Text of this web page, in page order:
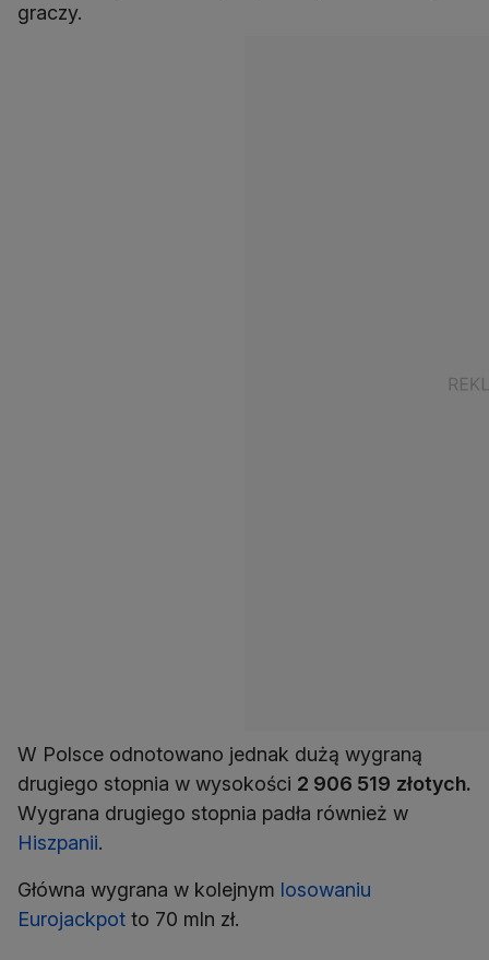
graczy.
W Polsce odnotowano jednak dużą wygraną
drugiego stopnia w wysokości 2 906 519 złotych.
Wygrana drugiego stopnia padła również w
Hiszpanii.
Główna wygrana w kolejnym losowaniu
Eurojackpot to 70 mln zł.